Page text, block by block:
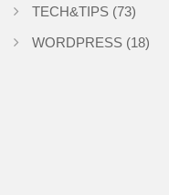
TECH&TIPS (73)
WORDPRESS (18)